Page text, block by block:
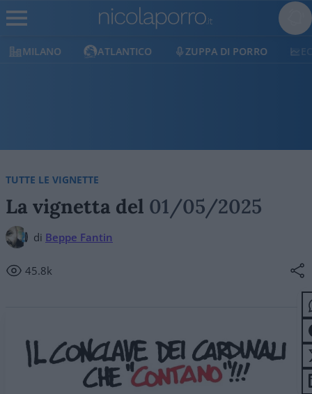
MILANO ATLANTICO ZUPPA DI PORRO
TUTTE LE VIGNETTE
La vignetta del 01/05/2025
di Beppe Fantin
45.8k